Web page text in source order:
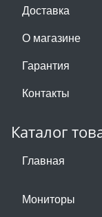
Доставка
О магазине
Гарантия
Контакты
Каталог
Главная
Мониторы